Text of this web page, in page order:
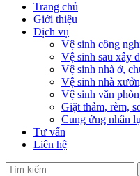
Trang chủ
Giới thiệu
Dịch vụ
Vệ sinh công
Vệ sinh sau xây
Vệ sinh nhà ở,
Vệ sinh nhà
Vệ sinh văn
Giặt thảm, rèm,
Cung ứng nhân
Tư vấn
Liên hệ